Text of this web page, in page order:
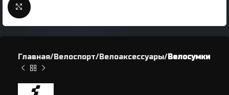
Нажмите, чтобы увеличить
Главная Велоспорт Велоаксессуары Велосумки